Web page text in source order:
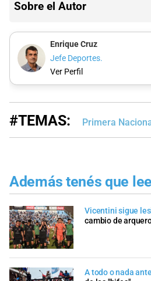
Sobre el Autor
Enrique Cruz
Jefe Deportes.
Ver Perfil
#TEMAS: Primera
Además tenés que
Vicentini sigue
cambio de
A todo o nada